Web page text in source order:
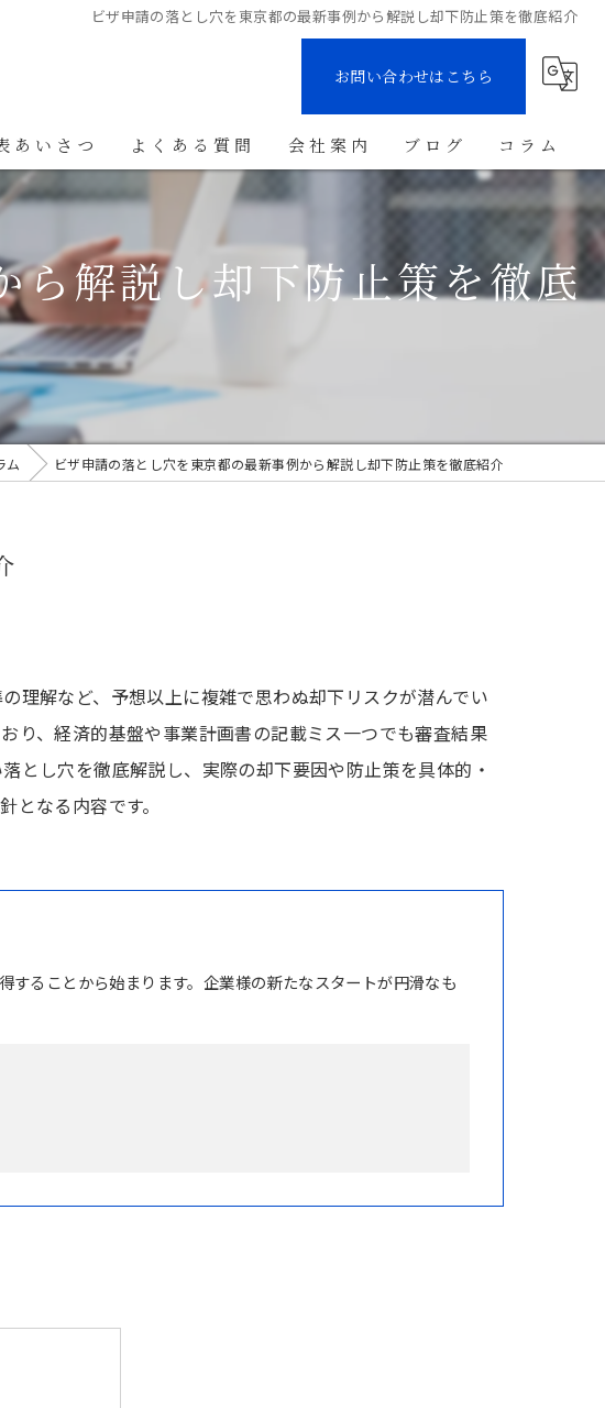
ビザ申請の落とし穴を東京都の最新事例から解説し却下防止策を徹底紹介
お問い合わせはこちら
あいさつ よくある質問 会社案内 ブログ コラム
ら解説し却下防止策を徹底
ム ビザ申請の落とし穴を東京都の最新事例から解説し却下防止策を徹底紹介
理解など、予想以上に複雑で思わぬ却下リスクが潜んでい
り、経済的基盤や事業計画書の記載ミス一つでも審査結果
とし穴を徹底解説し、実際の却下要因や防止策を具体的・
なる内容です。
ることから始まります。企業様の新たなスタートが円滑なも